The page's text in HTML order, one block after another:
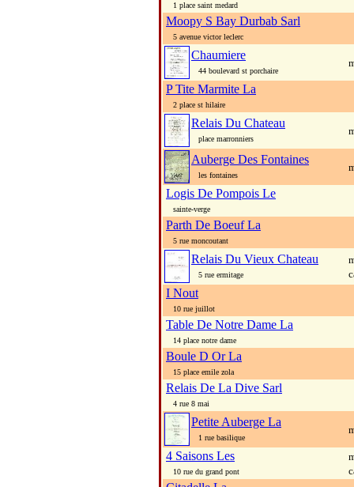
1 place saint medard
Moopy S Bay Durbab Sarl
5 avenue victor leclerc
Chaumiere
44 boulevard st porchaire
P Tite Marmite La
2 place st hilaire
Relais Du Chateau
place marronniers
Auberge Des Fontaines
les fontaines
Logis De Pompois Le
sainte-verge
Parth De Boeuf La
5 rue moncoutant
Relais Du Vieux Chateau
5 rue ermitage
I Nout
10 rue juillot
Table De Notre Dame La
14 place notre dame
Boule D Or La
15 place emile zola
Relais De La Dive Sarl
4 rue 8 mai
Petite Auberge La
1 rue basilique
4 Saisons Les
10 rue du grand pont